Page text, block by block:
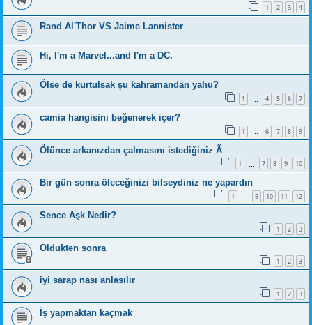
1 2 3 4
Rand Al'Thor VS Jaime Lannister
Hi, I'm a Marvel...and I'm a DC.
Ölse de kurtulsak şu kahramandan yahu?
1 4 5 6 7
camia hangisini beğenerek içer?
1 … 6 7 8 9
Ölünce arkanızdan çalmasını istediğiniz Ã
1 7 8 9 10
Bir gün sonra öleceğinizi bilseydiniz ne yapardın
1 9 10 11 12
Sence Aşk Nedir?
1 2 3
Oldukten sonra
1 2 3
iyi sarap nası anlasılır
1 2 3
İş yapmaktan kaçmak